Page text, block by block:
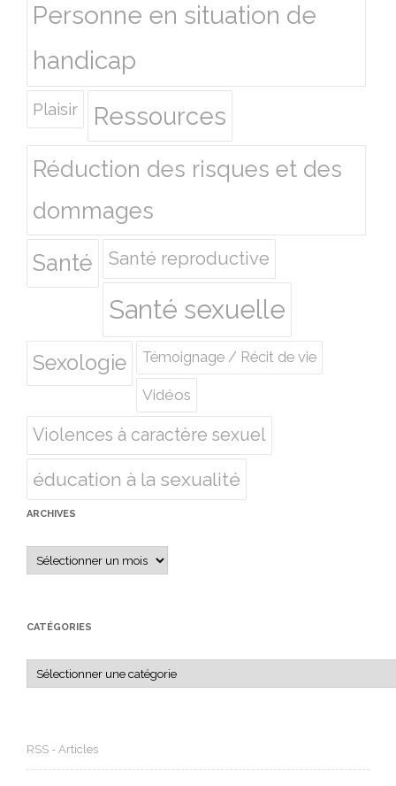
Personne en situation de
handicap
Plaisir Ressources
Réduction des risques et des
dommages
Santé
Santé reproductive
Santé sexuelle
Sexologie Témoignage / Récit de vie
Vidéos
Violences à caractère sexuel
éducation à la sexualité
ARCHIVES
Archives
CATÉGORIES
Catégories
RSS - Articles